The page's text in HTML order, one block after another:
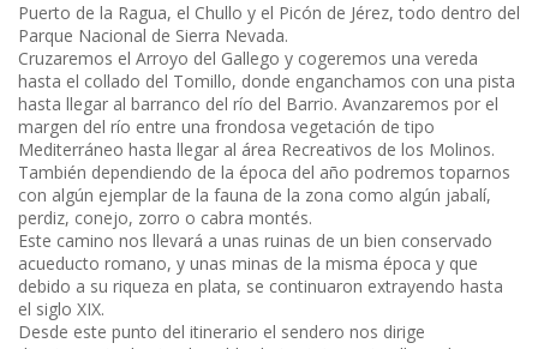
Puerto de la Ragua, el Chullo y el Picón de Jérez, todo dentro del
Parque Nacional de Sierra Nevada.
Cruzaremos el Arroyo del Gallego y cogeremos una vereda
hasta el collado del Tomillo, donde enganchamos con una pista
hasta llegar al barranco del río del Barrio. Avanzaremos por el
margen del río entre una frondosa vegetación de tipo
Mediterráneo hasta llegar al área Recreativos de los Molinos.
También dependiendo de la época del año podremos toparnos
con algún ejemplar de la fauna de la zona como algún jabalí,
perdiz, conejo, zorro o cabra montés.
Este camino nos llevará a unas ruinas de un bien conservado
acueducto romano, y unas minas de la misma época y que
debido a su riqueza en plata, se continuaron extrayendo hasta
el siglo XIX.
Desde este punto del itinerario el sendero nos dirige